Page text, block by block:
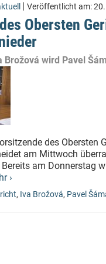
| Veröffentlicht am:
Obersten
Brožová wird Pavel
des Obersten
am Mittwoch
am Donnerstag
›
, Iva Brožová, Pavel